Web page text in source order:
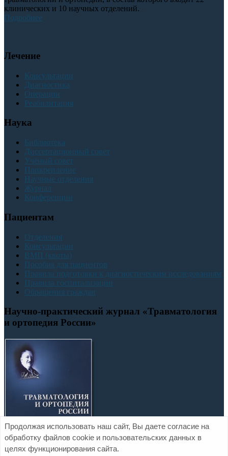
клинических и 10 научных отделений.
Подробнее
Лечение
Консультации
Диагностика
Операции
Реабилитация
Наука
Библиотека
Диссертационный совет
Учёный совет
Прикрепление
Научные отделения
Журнал
Конференции
Пациентам
Отделения
Консультации
ВМП (квоты)
Пособия для пациентов
Правила подготовки к диагностическим исследованиям
Правила госпитализации
Обращения граждан
Научно-практический журнал «Травматология
и ортопедия России»
Продолжая использовать наш сайт, Вы даете согласие на
обработку файлов cookie и пользовательских данных в
целях функционирования сайта.